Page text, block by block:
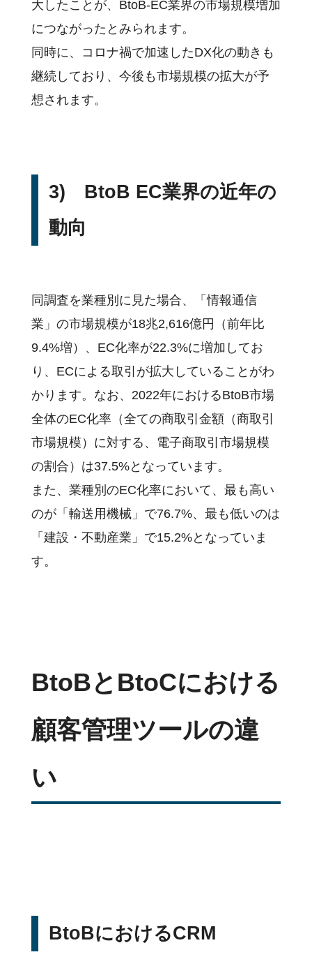
大したことが、BtoB-EC業界の市場規模増加
につながったとみられます。
同時に、コロナ禍で加速したDX化の動きも
継続しており、今後も市場規模の拡大が予
想されます。
3) BtoB EC業界の近年の
動向
同調査を業種別に見た場合、「情報通信
業」の市場規模が18兆2,616億円（前年比
9.4%増）、EC化率が22.3%に増加してお
り、ECによる取引が拡大していることがわ
かります。なお、2022年におけるBtoB市場
全体のEC化率（全ての商取引金額（商取引
市場規模）に対する、電子商取引市場規模
の割合）は37.5%となっています。
また、業種別のEC化率において、最も高い
のが「輸送用機械」で76.7%、最も低いのは
「建設・不動産業」で15.2%となっていま
す。
BtoBとBtoCにおける
顧客管理ツールの違
い
BtoBにおけるCRM